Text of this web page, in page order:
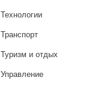
Технологии
Транспорт
Туризм и отдых
Управление